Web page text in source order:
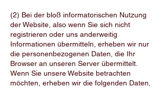
(2) Bei der bloß informatorischen Nutzung
der Website, also wenn Sie sich nicht
registrieren oder uns anderweitig
Informationen übermitteln, erheben wir nur
die personenbezogenen Daten, die Ihr
Browser an unseren Server übermittelt.
Wenn Sie unsere Website betrachten
möchten, erheben wir die folgenden Daten,